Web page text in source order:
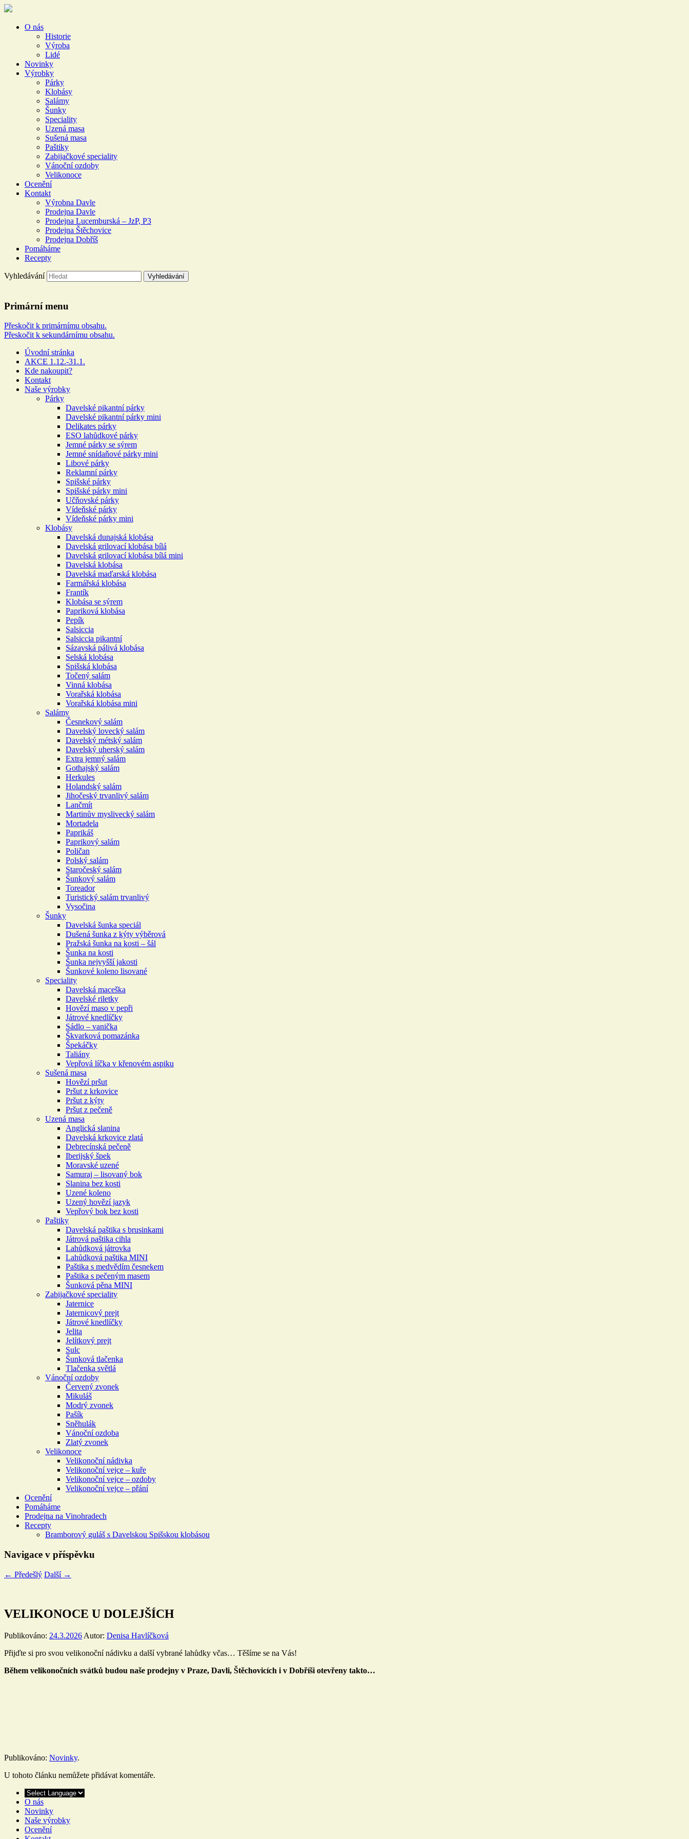
O nás
Historie
Výroba
Lidé
Novinky
Výrobky
Párky
Klobásy
Salámy
Šunky
Speciality
Uzená masa
Sušená masa
Paštiky
Zabijačkové speciality
Vánoční ozdoby
Velikonoce
Ocenění
Kontakt
Výrobna Davle
Prodejna Davle
Prodejna Lucemburská – JzP, P3
Prodejna Štěchovice
Prodejna Dobříš
Pomáháme
Recepty
Vyhledávání
Primární menu
Přeskočit k primárnímu obsahu.
Přeskočit k sekundárnímu obsahu.
Úvodní stránka
AKCE 1.12.-31.1.
Kde nakoupit?
Kontakt
Naše výrobky
Párky
Davelské pikantní párky
Davelské pikantní párky mini
Delikates párky
ESO lahůdkové párky
Jemné párky se sýrem
Jemné snídaňové párky mini
Libové párky
Reklamní párky
Spišské párky
Spišské párky mini
Učňovské párky
Vídeňské párky
Vídeňské párky mini
Klobásy
Davelská dunajská klobása
Davelská grilovací klobása bílá
Davelská grilovací klobása bílá mini
Davelská klobása
Davelská maďarská klobása
Farmářská klobása
Frantík
Klobása se sýrem
Papriková klobása
Pepík
Salsiccia
Salsiccia pikantní
Sázavská pálivá klobása
Selská klobása
Spišská klobása
Točený salám
Vinná klobása
Vorařská klobása
Vorařská klobása mini
Salámy
Česnekový salám
Davelský lovecký salám
Davelský métský salám
Davelský uherský salám
Extra jemný salám
Gothajský salám
Herkules
Holandský salám
Jihočeský trvanlivý salám
Lančmít
Martinův myslivecký salám
Mortadela
Paprikáš
Paprikový salám
Poličan
Polský salám
Staročeský salám
Šunkový salám
Toreador
Turistický salám trvanlivý
Vysočina
Šunky
Davelská šunka speciál
Dušená šunka z kýty výběrová
Pražská šunka na kosti – šál
Šunka na kosti
Šunka nejvyšší jakosti
Šunkové koleno lisované
Speciality
Davelská maceška
Davelské riletky
Hovězí maso v pepři
Játrové knedlíčky
Sádlo – vanička
Škvarková pomazánka
Špekáčky
Taliány
Vepřová líčka v křenovém aspiku
Sušená masa
Hovězí pršut
Pršut z krkovice
Pršut z kýty
Pršut z pečeně
Uzená masa
Anglická slanina
Davelská krkovice zlatá
Debrecínská pečeně
Iberijský špek
Moravské uzené
Samuraj – lisovaný bok
Slanina bez kosti
Uzené koleno
Uzený hovězí jazyk
Vepřový bok bez kosti
Paštiky
Davelská paštika s brusinkami
Játrová paštika cihla
Lahůdková játrovka
Lahůdková paštika MINI
Paštika s medvědím česnekem
Paštika s pečeným masem
Šunková pěna MINI
Zabijačkové speciality
Jaternice
Jaternicový prejt
Játrové knedlíčky
Jelita
Jelítkový prejt
Sulc
Šunková tlačenka
Tlačenka světlá
Vánoční ozdoby
Červený zvonek
Mikuláš
Modrý zvonek
Pašík
Sněhulák
Vánoční ozdoba
Zlatý zvonek
Velikonoce
Velikonoční nádivka
Velikonoční vejce – kuře
Velikonoční vejce – ozdoby
Velikonoční vejce – přání
Ocenění
Pomáháme
Prodejna na Vinohradech
Recepty
Bramborový guláš s Davelskou Spišskou klobásou
Navigace v příspěvku
← Předešlý Další →
VELIKONOCE U DOLEJŠÍCH
Publikováno: 24.3.2026 Autor: Denisa Havlíčková
Přijďte si pro svou velikonoční nádivku a další vybrané lahůdky včas… Těšíme se na Vás!
Během velikonočních svátků budou naše prodejny v Praze, Davli, Štěchovicích i v Dobříši otevřeny takto…
Publikováno: Novinky.
U tohoto článku nemůžete přidávat komentáře.
O nás
Novinky
Naše výrobky
Ocenění